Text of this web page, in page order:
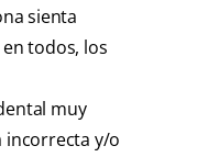
sienta
todos, los
muy
incorrecta y/o